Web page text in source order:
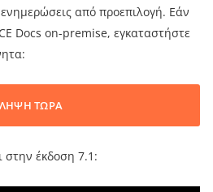
από προεπιλογή. Εάν
Docs on-premise, εγκαταστήστε
ΛΗΨΗ ΤΩΡΑ
στην έκδοση 7.1: